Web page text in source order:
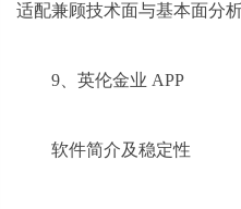
适配兼顾技术面与基本面分
9、英伦金业 APP
软件简介及稳定性